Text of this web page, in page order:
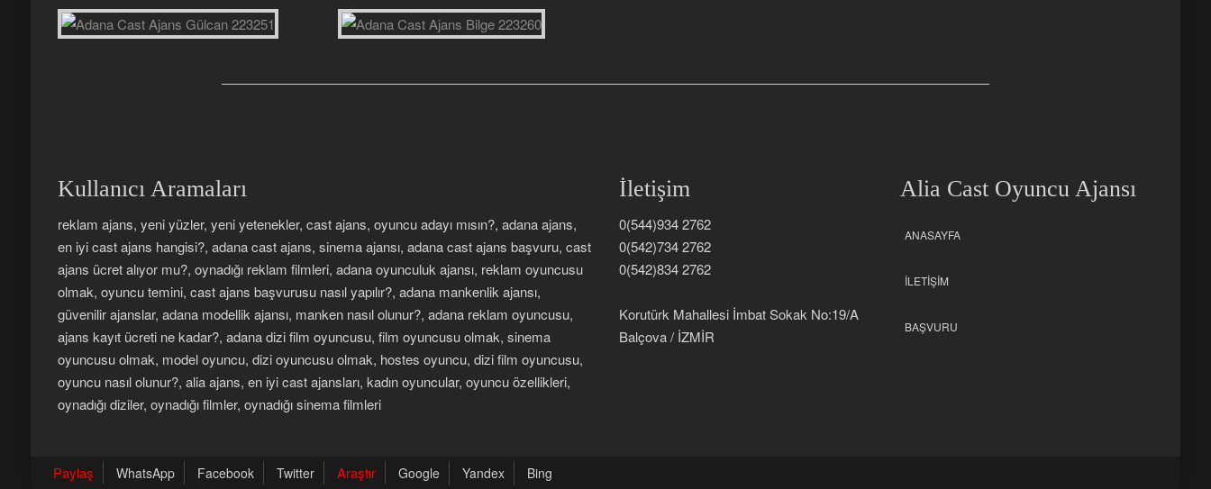
Kullanıcı Aramaları
reklam ajans, yeni yüzler, yeni yetenekler, cast ajans, oyuncu adayı mısın?, adana ajans,
en iyi cast ajans hangisi?, adana cast ajans, sinema ajansı, adana cast ajans başvuru, cast
ajans ücret alıyor mu?, oynadığı reklam filmleri, adana oyunculuk ajansı, reklam oyuncusu
olmak, oyuncu temini, cast ajans başvurusu nasıl yapılır?, adana mankenlik ajansı,
güvenilir ajanslar, adana modellik ajansı, manken nasıl olunur?, adana reklam oyuncusu,
ajans kayıt ücreti ne kadar?, adana dizi film oyuncusu, film oyuncusu olmak, sinema
oyuncusu olmak, model oyuncu, dizi oyuncusu olmak, hostes oyuncu, dizi film oyuncusu,
oyuncu nasıl olunur?, alia ajans, en iyi cast ajansları, kadın oyuncular, oyuncu özellikleri,
oynadığı diziler, oynadığı filmler, oynadığı sinema filmleri
İletişim
0(544)934 2762
0(542)734 2762
0(542)834 2762
Korutürk Mahallesi İmbat Sokak No:19/A
Balçova / İZMİR
Alia Cast Oyuncu Ajansı
ANASAYFA
İLETIŞIM
BAŞVURU
Paylaş WhatsApp Facebook Twitter Araştır Google Yandex Bing